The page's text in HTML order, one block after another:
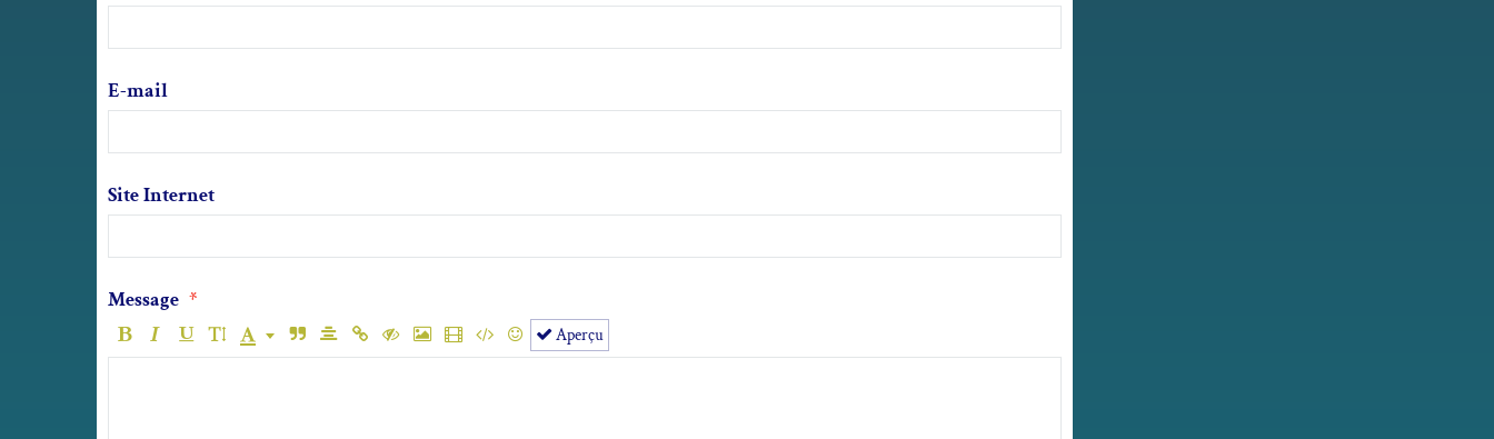
E-mail
Site Internet
Message
Aperçu